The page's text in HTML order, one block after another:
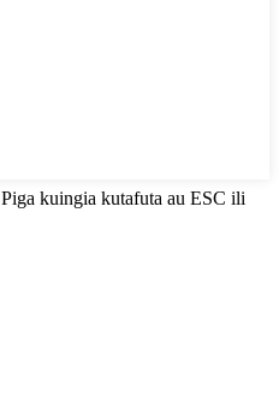
Piga kuingia kutafuta au ESC ili